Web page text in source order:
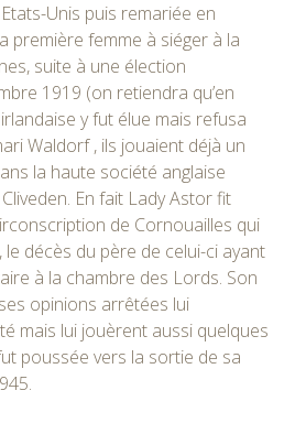
Unis puis remariée en
première femme à siéger à la
suite à une élection
1919 (on retiendra qu’en
y fut élue mais refusa
Waldorf , ils jouaient déjà un
la haute société anglaise
En fait Lady Astor fit
de Cornouailles qui
décès du père de celui-ci ayant
à la chambre des Lords. Son
opinions arrêtées lui
mais lui jouèrent aussi quelques
poussée vers la sortie de sa